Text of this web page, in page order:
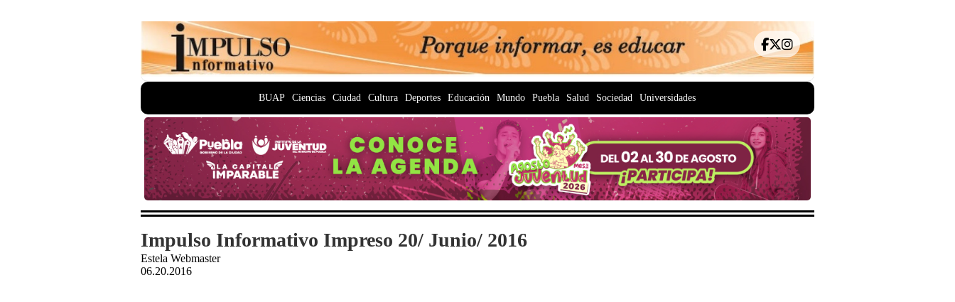
BUAP Ciencias Ciudad Cultura Deportes Educación Mundo Puebla Salud Sociedad Universidades
Impulso Informativo Impreso 20/ Junio/ 2016
Estela Webmaster
06.20.2016